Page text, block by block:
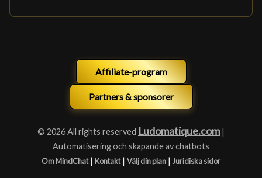
Affiliate-program
Partners & sponsorer
© 2026 All rights reserved Ludomatique.com |
Automatisering och skapande av chatbots
Om MindChat | Kontakt | Välj din plan | Juridiska sidor